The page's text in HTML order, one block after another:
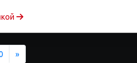
»Next